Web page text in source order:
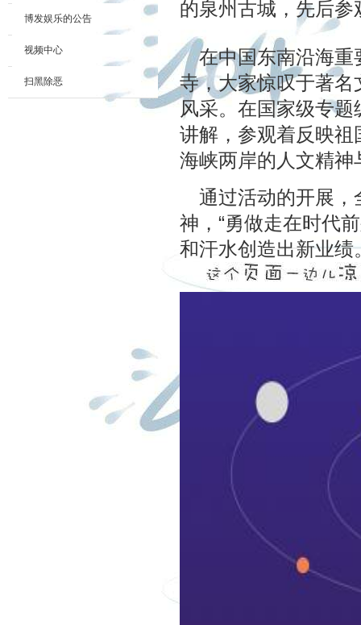
博发娱乐的公告
视频中心
扫黑除恶
的泉州古城，先后
在中国东南沿海重
寺，大家惊叹于著
风采。在国家级专题
讲解，参观着反映祖
海峡两岸的人文精神
通过活动的开展，
神， “勇做走在时代
和汗水创造出新业绩